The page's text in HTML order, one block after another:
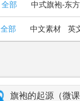
全部 中式旗袍-东
全部 中文素材 英
旗袍的起源（微课